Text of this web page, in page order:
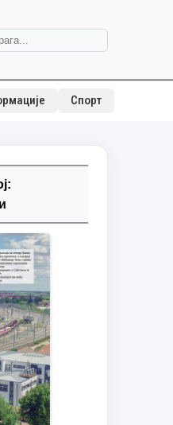
Спорт